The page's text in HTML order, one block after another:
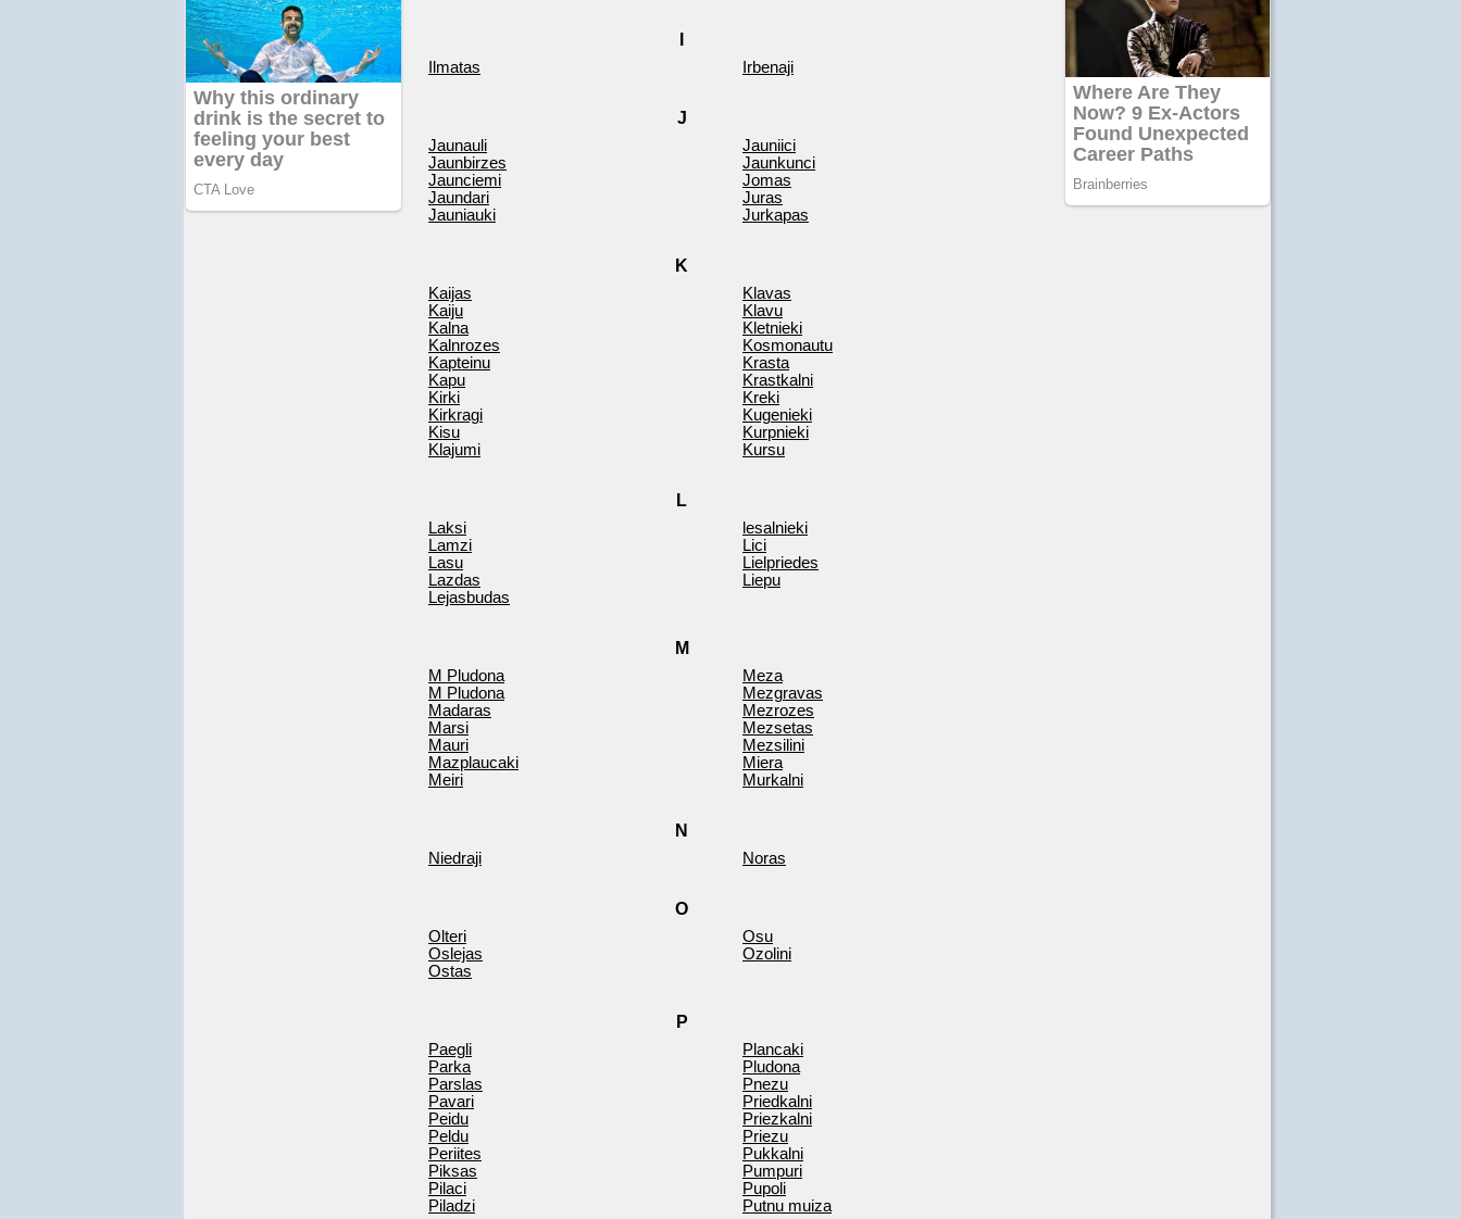
Ilmatas Irbenaji
J
Jaunauli
Jaunbirzes
Jaunciemi
Jaundari
Jauniauki
Jauniici
Jaunkunci
Jomas
Juras
Jurkapas
K
Kaijas
Kaiju
Kalna
Kalnrozes
Kapteinu
Kapu
Kirki
Kirkragi
Kisu
Klajumi
Klavas
Klavu
Kletnieki
Kosmonautu
Krasta
Krastkalni
Kreki
Kugenieki
Kurpnieki
Kursu
L
Laksi
Lamzi
Lasu
Lazdas
Lejasbudas
lesalnieki
Lici
Lielpriedes
Liepu
M
M Pludona
M Pludona
Madaras
Marsi
Mauri
Mazplaucaki
Meiri
Meza
Mezgravas
Mezrozes
Mezsetas
Mezsilini
Miera
Murkalni
N
Niedraji Noras
O
Olteri
Oslejas
Ostas
Osu
Ozolini
P
Paegli
Parka
Parslas
Pavari
Peidu
Peldu
Periites
Piksas
Pilaci
Piladzi
Plancaki
Pludona
Pnezu
Priedkalni
Priezkalni
Priezu
Pukkalni
Pumpuri
Pupoli
Putnu muiza